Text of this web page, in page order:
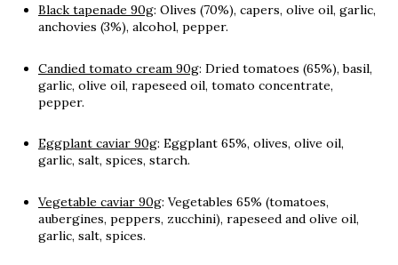
Black tapenade 90g: Olives (70%), capers, olive oil, garlic,
anchovies (3%), alcohol, pepper.
Candied tomato cream 90g: Dried tomatoes (65%), basil,
garlic, olive oil, rapeseed oil, tomato concentrate,
pepper.
Eggplant caviar 90g: Eggplant 65%, olives, olive oil,
garlic, salt, spices, starch.
Vegetable caviar 90g: Vegetables 65% (tomatoes,
aubergines, peppers, zucchini), rapeseed and olive oil,
garlic, salt, spices.